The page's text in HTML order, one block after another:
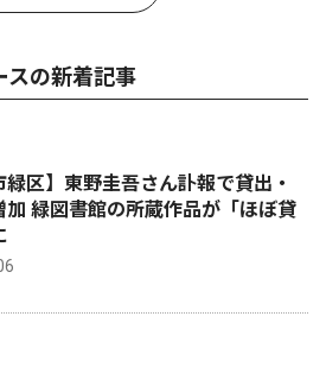
スの新着記事
緑区】東野圭吾さん訃報で貸出・
加 緑図書館の所蔵作品が「ほぼ貸